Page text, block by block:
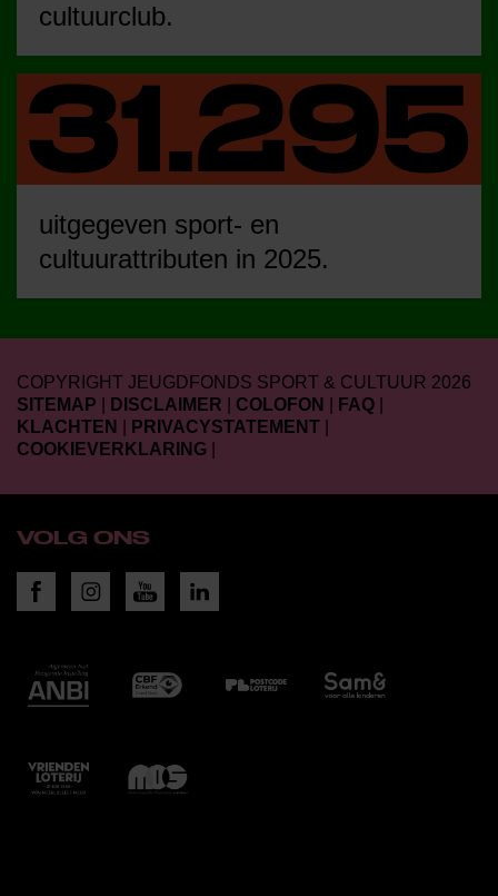
cultuurclub.
uitgegeven sport- en
cultuurattributen in 2025.
COPYRIGHT JEUGDFONDS SPORT & CULTUUR 2026
SITEMAP
DISCLAIMER COLOFON FAQ
KLACHTEN
PRIVACYSTATEMENT
COOKIEVERKLARING
VOLG ONS